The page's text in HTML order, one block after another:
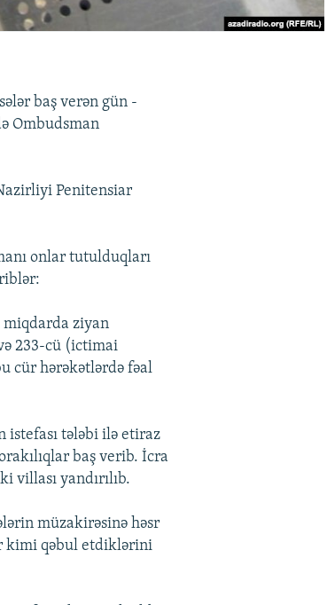
baş verən gün -
Ombudsman
Penitensiar
onlar tutulduqları
miqdarda ziyan
233-cü (ictimai
cür hərəkətlərdə fəal
istefası tələbi ilə etiraz
baş verib. İcra
villası yandırılıb.
müzakirəsinə həsr
kimi qəbul etdiklərini